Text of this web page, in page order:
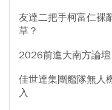
友達二把手柯富仁裸
草？
2026前進大南方論壇
佳世達集團艦隊無人
入